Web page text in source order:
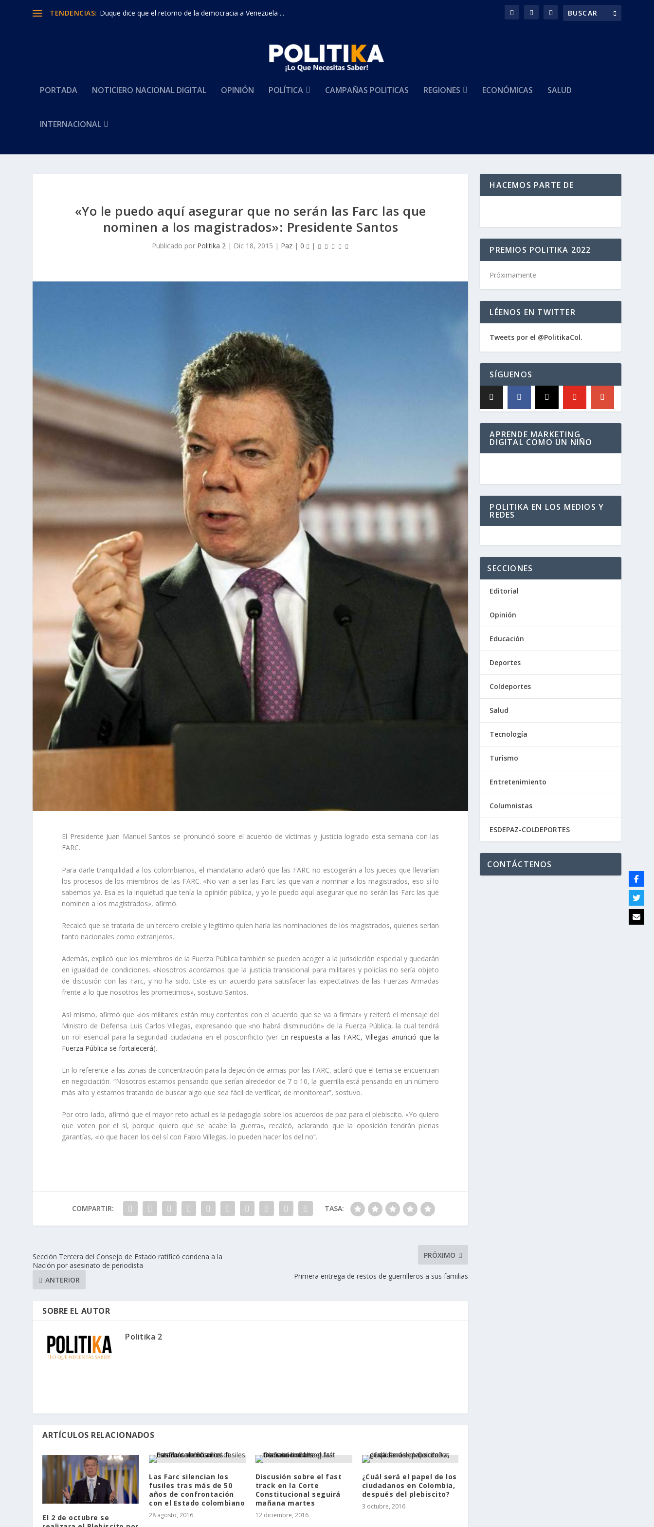
TENDENCIAS: Duque dice que el retorno de la democracia a Venezuela ...
PORTADA NOTICIERO NACIONAL DIGITAL OPINIÓN POLÍTICA CAMPAÑAS POLITICAS REGIONES ECONÓMICAS SALUD
INTERNACIONAL
«Yo le puedo aquí asegurar que no serán las Farc las que
nominen a los magistrados»: Presidente Santos
Publicado por Politika 2| Dic 18, 2015 | Paz| 0 |
El Presidente Juan Manuel Santos se pronunció sobre el acuerdo de víctimas y justicia logrado esta semana con las
FARC.
Para darle tranquilidad a los colombianos, el mandatario aclaró que las FARC no escogerán a los jueces que llevarían
los procesos de los miembros de las FARC. «No van a ser las Farc las que van a nominar a los magistrados, eso sí lo
sabemos ya. Esa es la inquietud que tenía la opinión pública, y yo le puedo aquí asegurar que no serán las Farc las que
nominen a los magistrados», afirmó.
Recalcó que se trataría de un tercero creíble y legítimo quien haría las nominaciones de los magistrados, quienes serían
tanto nacionales como extranjeros.
Además, explicó que los miembros de la Fuerza Pública también se pueden acoger a la jurisdicción especial y quedarán
en igualdad de condiciones. «Nosotros acordamos que la justicia transicional para militares y policías no sería objeto
de discusión con las Farc, y no ha sido. Este es un acuerdo para satisfacer las expectativas de las Fuerzas Armadas
frente a lo que nosotros les prometimos», sostuvo Santos.
Así mismo, afirmó que «los militares están muy contentos con el acuerdo que se va a firmar» y reiteró el mensaje del
Ministro de Defensa Luis Carlos Villegas, expresando que «no habrá disminución» de la Fuerza Pública, la cual tendrá
un rol esencial para la seguridad ciudadana en el posconflicto (ver En respuesta a las FARC, Villegas anunció que la
Fuerza Pública se fortalecerá).
En lo referente a las zonas de concentración para la dejación de armas por las FARC, aclaró que el tema se encuentran
en negociación. “Nosotros estamos pensando que serían alrededor de 7 o 10, la guerrilla está pensando en un número
más alto y estamos tratando de buscar algo que sea fácil de verificar, de monitorear”, sostuvo.
Por otro lado, afirmó que el mayor reto actual es la pedagogía sobre los acuerdos de paz para el plebiscito. «Yo quiero
que voten por el sí, porque quiero que se acabe la guerra», recalcó, aclarando que la oposición tendrán plenas
garantías, «lo que hacen los del sí con Fabio Villegas, lo pueden hacer los del no”.
COMPARTIR: TASA:
Sección Tercera del Consejo de Estado ratificó condena a la
Nación por asesinato de periodista
ANTERIOR
PRÓXIMO
Primera entrega de restos de guerrilleros a sus familias
SOBRE EL AUTOR
Politika 2
ARTÍCULOS RELACIONADOS
El 2 de octubre se
Las Farc silencian los
fusiles tras más de 50
años de confrontación
con el Estado colombiano
28 agosto, 2016
Discusión sobre el fast
track en la Corte
Constitucional seguirá
mañana martes
12 diciembre, 2016
¿Cuál será el papel de los
ciudadanos en Colombia,
después del plebiscito?
3 octubre, 2016
HACEMOS PARTE DE
PREMIOS POLITIKA 2022
Próximamente
LÉENOS EN TWITTER
Tweets por el @PolitikaCol.
SÍGUENOS
APRENDE MARKETING
DIGITAL COMO UN NIÑO
POLITIKA EN LOS MEDIOS Y
REDES
SECCIONES
Editorial
Opinión
Educación
Deportes
Coldeportes
Salud
Tecnología
Turismo
Entretenimiento
Columnistas
ESDEPAZ-COLDEPORTES
CONTÁCTENOS